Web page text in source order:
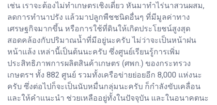
เช่น เราจะต้องไม่ทำเกษตรเชิงเดี่ยว หันมาทำไร่นาสวนผสม,
ลดการทำนาปรัง แล้วมาปลูกพืชชนิดอื่นๆ ที่มีมูลค่าทาง
เศรษฐกิจมากขึ้น หรือการใช้ที่ดินให้เกิดประโยชน์สูงสุด
สอดคล้องกับปริมาณน้ำที่มีอยู่นะครับ ไม่ว่าจะเป็นหน้าฝน
หน้าแล้ง เหล่านี้เป็นต้นนะครับ ซึ่งศูนย์เรียนรู้การเพิ่ม
ประสิทธิภาพการผลิตสินค้าเกษตร (ศพก.) ของกระทรวง
เกษตรฯ ทั้ง 882 ศูนย์ รวมทั้งเครือข่ายย่อยอีก 8,000 แห่งนะ
ครับ ซึ่งต่อไปก็จะเป็นนับหมื่นกลุ่มนะครับ ก็กำลังขับเคลื่อน
และให้คำแนะนำ ช่วยเหลืออยู่ทั้งในปัจจุบัน และในอนาคตนะ